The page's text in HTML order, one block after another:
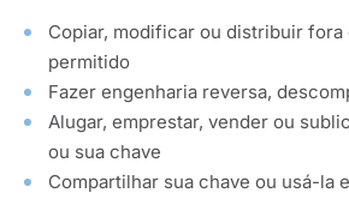
Copiar, modificar ou distribuir fora
permitido
Fazer engenharia reversa,
Alugar, emprestar, vender ou
ou sua chave
Compartilhar sua chave ou usá-la